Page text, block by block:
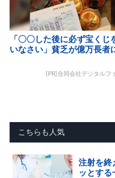
「〇〇した後に必ず宝くじ
いなさい」貧乏が億万長者
[PR]合同会社デジタルフ
こちらも人気
注射を終
ッとする